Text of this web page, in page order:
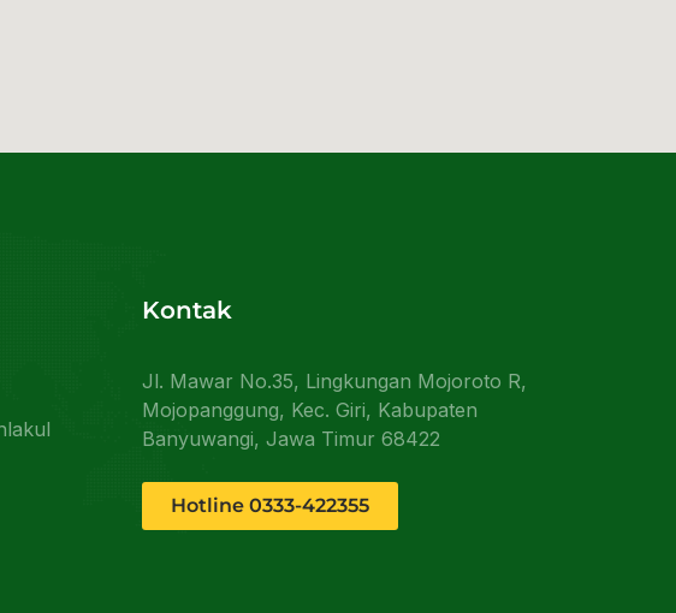
Kontak
Jl. Mawar No.35, Lingkungan Mojoroto R,
Mojopanggung, Kec. Giri, Kabupaten
Banyuwangi, Jawa Timur 68422
Hotline 0333-422355